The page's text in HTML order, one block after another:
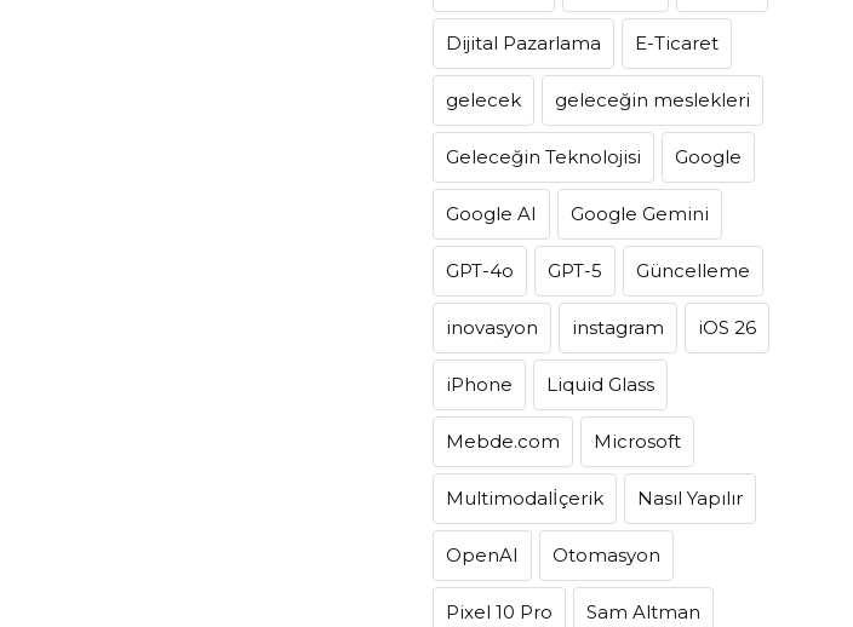
Dijital Pazarlama E-Ticaret
gelecek geleceğin meslekleri
Geleceğin Teknolojisi Google
Google AI Google Gemini
GPT-4o GPT-5 Güncelleme
inovasyon instagram iOS 26
iPhone Liquid Glass
Mebde.com Microsoft
Multimodalİçerik Nasıl Yapılır
OpenAI Otomasyon
Pixel 10 Pro Sam Altman